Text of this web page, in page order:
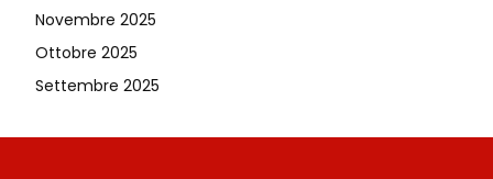
Novembre 2025
Ottobre 2025
Settembre 2025